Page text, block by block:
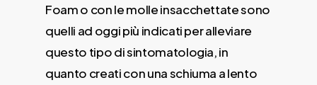
Foam o con le molle insacchettate sono
quelli ad oggi più indicati per alleviare
questo tipo di sintomatologia, in
quanto creati con una schiuma a lento